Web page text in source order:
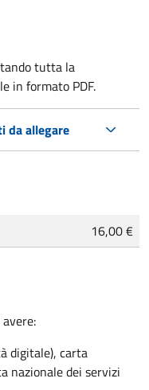
tutta la
in formato PDF.
da allegare
16,00 €
digitale), carta
nazionale dei servizi